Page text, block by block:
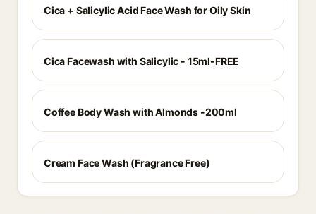
Cica + Salicylic Acid Face Wash for Oily Skin
Cica Facewash with Salicylic - 15ml-FREE
Coffee Body Wash with Almonds -200ml
Cream Face Wash (Fragrance Free)